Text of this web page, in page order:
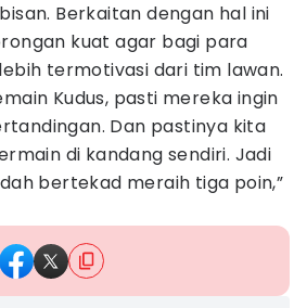
Berkaitan dengan hal ini
kuat agar bagi para
termotivasi dari tim lawan.
Kudus, pasti mereka ingin
Dan pastinya kita
di kandang sendiri. Jadi
bertekad meraih tiga poin,”